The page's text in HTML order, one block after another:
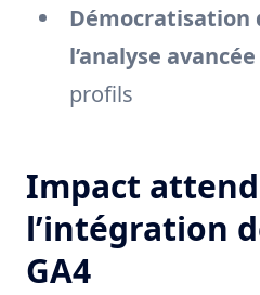
Démocratisation
l’analyse avancée
profils
Impact
l’intégration
GA4